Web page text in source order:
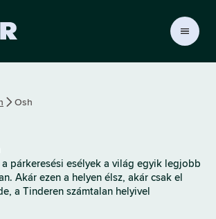
r
d
ő
o
Osh
párkeresési esélyek a világ egyik legjobb
Akár ezen a helyen élsz, akár csak el
a Tinderen számtalan helyivel